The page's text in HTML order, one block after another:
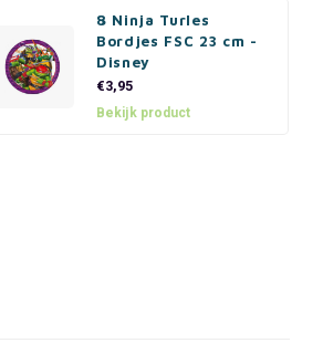
8 Ninja Turles
Bordjes FSC 23 cm -
Disney
€3,95
Bekijk product